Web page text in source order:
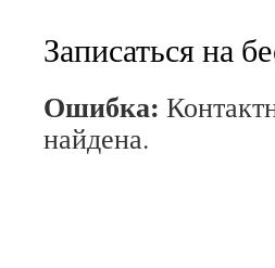
Записаться на
Ошибка:
найдена.